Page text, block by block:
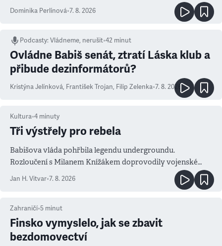
Dominika Perlínová•7. 8. 2026
Podcasty:Vládneme, nerušit•42 minut
Ovládne Babiš senát, ztratí Láska klub a
přibude dezinformátorů?
Kristýna Jelínková, František Trojan, Filip Zelenka•7. 8. 2026
Kultura•4 minuty
Tři výstřely pro rebela
Babišova vláda pohřbila legendu undergroundu.
Rozloučení s Milanem Knížákem doprovodily vojenské
salvy i kritika pokrokářů
Jan H. Vitvar•7. 8. 2026
Zahraničí•5 minut
Finsko vymyslelo, jak se zbavit
bezdomovectví